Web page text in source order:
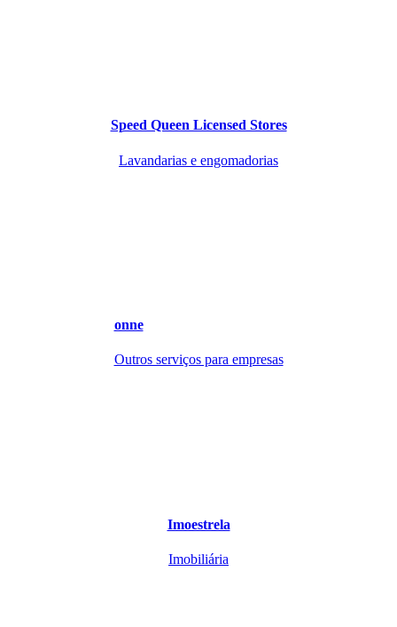
Speed Queen Licensed Stores
Lavandarias e engomadorias
onne
Outros serviços para empresas
Imoestrela
Imobiliária